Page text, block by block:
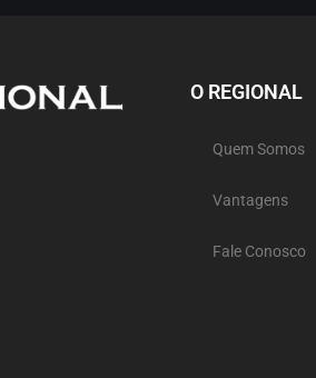
O REGIONAL
Quem Somos
Vantagens
Fale Conosco